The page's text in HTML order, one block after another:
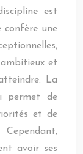
est
confère une
et
La
permet de
et de
avoir ses